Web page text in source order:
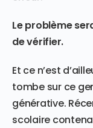
Le problème
de vérifier.
Et ce n’est
tombe sur ce
générative.
scolaire